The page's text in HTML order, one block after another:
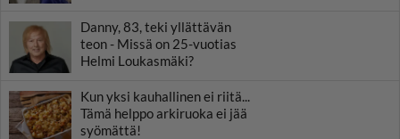
Danny, 83, teki yllättävän
teon - Missä on 25-vuotias
Helmi Loukasmäki?
Kun yksi kauhallinen ei riitä...
Tämä helppo arkiruoka ei jää
syömättä!